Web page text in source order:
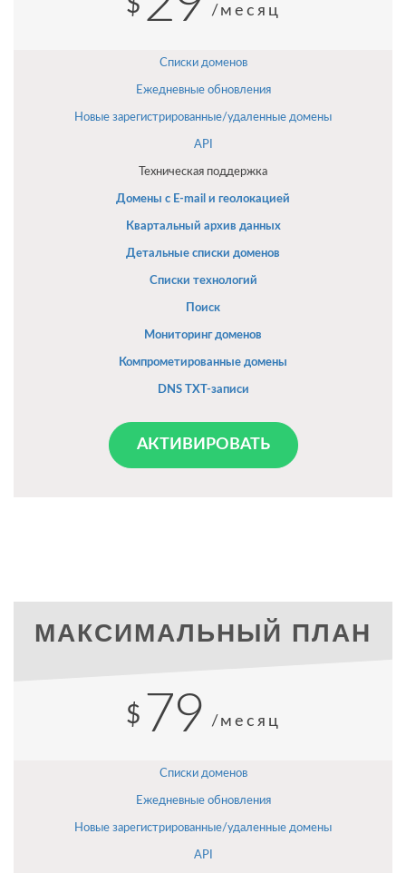
/месяц
Списки доменов
Ежедневные обновления
Новые зарегистрированные/удаленные домены
API
Техническая поддержка
Домены с E-mail и геолокацией
Квартальный архив данных
Детальные списки доменов
Списки технологий
Поиск
Мониторинг доменов
Компрометированные домены
DNS TXT-записи
АКТИВИРОВАТЬ
МАКСИМАЛЬНЫЙ ПЛАН
$ 79 /месяц
Списки доменов
Ежедневные обновления
Новые зарегистрированные/удаленные домены
API